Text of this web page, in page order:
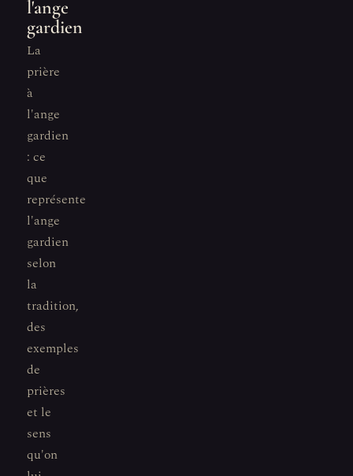
l'ange
gardien
La
prière
à
l'ange
gardien
: ce
que
représente
l'ange
gardien
selon
la
tradition,
des
exemples
de
prières
et le
sens
qu'on